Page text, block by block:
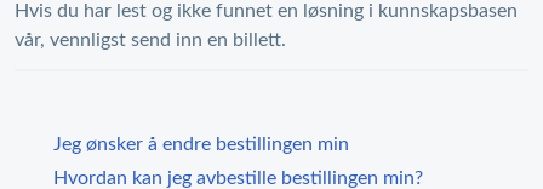
Hvis du har lest og ikke funnet en løsning i kunnskapsbasen
vår, vennligst send inn en billett.
Jeg ønsker å endre bestillingen min
Hvordan kan jeg avbestille bestillingen min?